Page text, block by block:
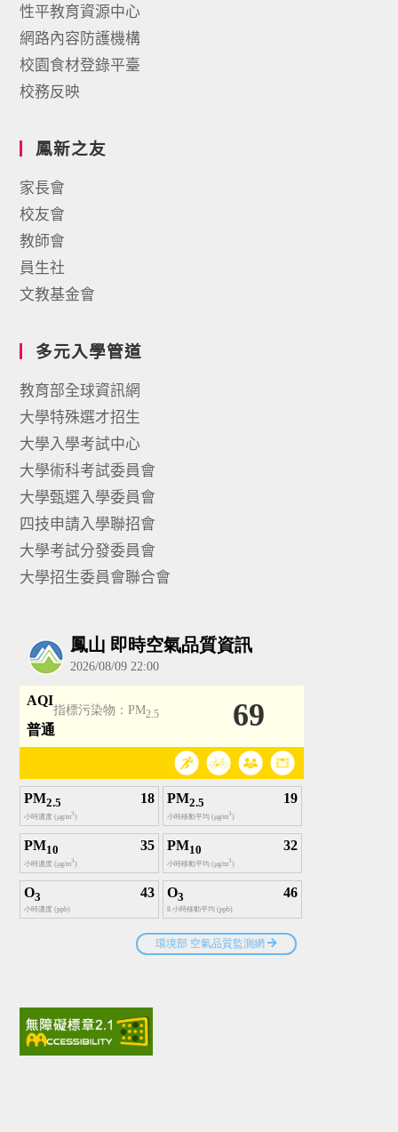
性平教育資源中心
網路內容防護機構
校園食材登錄平臺
校務反映
鳳新之友
家長會
校友會
教師會
員生社
文教基金會
多元入學管道
教育部全球資訊網
大學特殊選才招生
大學入學考試中心
大學術科考試委員會
大學甄選入學委員會
四技申請入學聯招會
大學考試分發委員會
大學招生委員會聯合會